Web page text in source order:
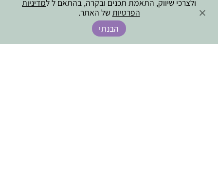
אווירה משפחתית
ולצרכי שיווק, התאמת תכנים ובקרה, בהתאם ל למדיניות
הפרטיותשל האתר.
הבנתי